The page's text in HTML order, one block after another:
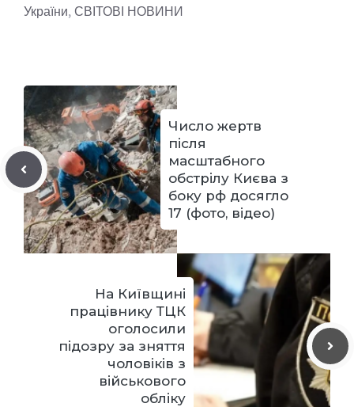
України, СВІТОВІ НОВИНИ
Число жертв
після
масштабного
обстрілу Києва з
боку рф досягло
17 (фото, відео)
На Київщині
працівнику ТЦК
оголосили
підозру за зняття
чоловіків з
військового
обліку